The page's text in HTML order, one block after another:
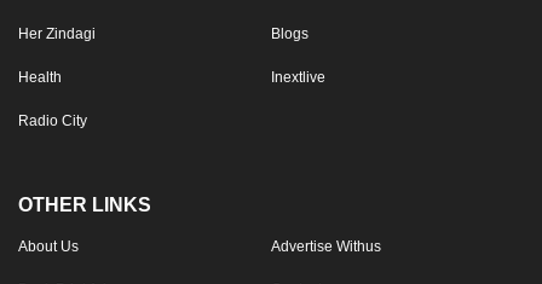
Her Zindagi Blogs
Health Inextlive
Radio City
OTHER LINKS
About Us Advertise Withus